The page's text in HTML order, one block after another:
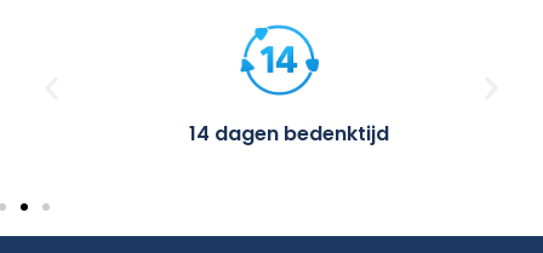
14 dagen bedenktijd